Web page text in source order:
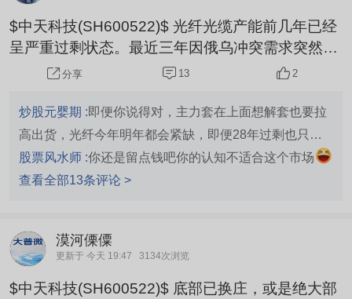
$中天科技(SH600522)$ 光纤光缆产能前几年已经
呈严重过剩状态。最近三年因俄乌冲突需求突然增
加，如果冲突今年能结束，AI大基建项目已经渐
回来验货。
分享 13 2
炒股元婴期 :即便你说得对，主力套在上面想解套也要拉
高出货，光纤今年明年都会紧缺，即便28年过剩也只是
低端光纤
股票风水师 :你还是留点钱吧你的认知不适合这个市场
查看全部13条评论 >
漠河傈僳
更新于 今天 19:47 3134次浏览
$中天科技(SH600522)$ 底部已换庄，或是绝大部